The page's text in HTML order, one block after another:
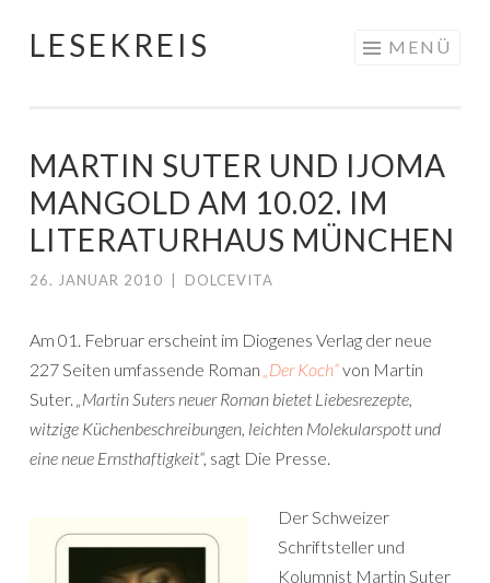
Springe
LESEKREIS MENÜ
MARTIN SUTER UND IJOMA
MANGOLD AM 10.02. IM
LITERATURHAUS MÜNCHEN
26. JANUAR 2010 DOLCEVITA
Am 01. Februar erscheint im Diogenes Verlag der neue
227 Seiten umfassende Roman „Der Koch“von Martin
Suter. „Martin Suters neuer Roman bietet Liebesrezepte,
witzige Küchenbeschreibungen, leichten Molekularspott und
eine neue Ernsthaftigkeit“, sagt Die Presse.
Der Schweizer
Schriftsteller und
Kolumnist Martin Suter